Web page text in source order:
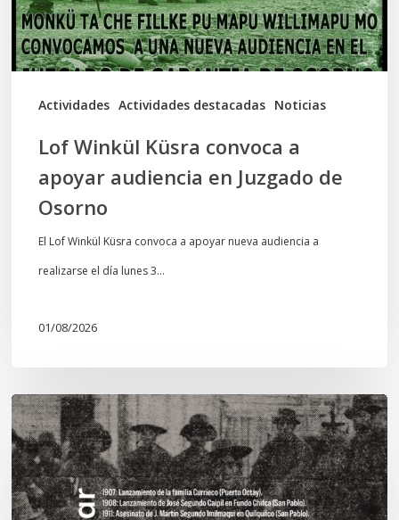
Actividades Actividades destacadas Noticias
audiencia
en
Juzgado
Lof Winkül Küsra convoca a
apoyar audiencia en Juzgado de
Osorno
El Lof Winkül Küsra convoca a apoyar nueva audiencia a
realizarse el día lunes 3…
01/08/2026
Chawrakawin:
Palimpsesto
explora
a